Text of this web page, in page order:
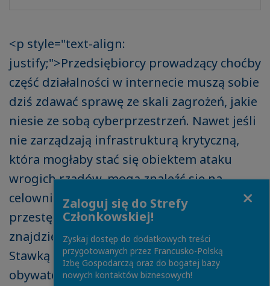
<p style="text-align:
justify;">Przedsiębiorcy prowadzący choćby
część działalności w internecie muszą sobie
dziś zdawać sprawę ze skali zagrożeń, jakie
niesie ze sobą cyberprzestrzeń. Nawet jeśli
nie zarządzają infrastrukturą krytyczną,
która mogłaby stać się obiektem ataku
wrogich rządów, mogą znaleźć się na
celowniku zorganizowanych grup
przestępczych czy paść ofiarą hakera, który
znajdzie lukę w ich systemie zabezpieczeń.
Stawką może być bezpieczeństwo
obywateli, wynik finansowy
Zaloguj się do Strefy
Członkowskiej!
Zyskaj dostęp do dodatkowych treści
przygotowanych przez Francusko-Polską
Izbę Gospodarczą oraz do bogatej bazy
nowych kontaktów biznesowych!